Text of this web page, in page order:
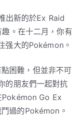
出新的於Ex Raid
。在十二月，你有
强大的Pokémon。
困難，但並非不可
的朋友們一起對抗
Pokémon Go Ex
過的Pokémon。